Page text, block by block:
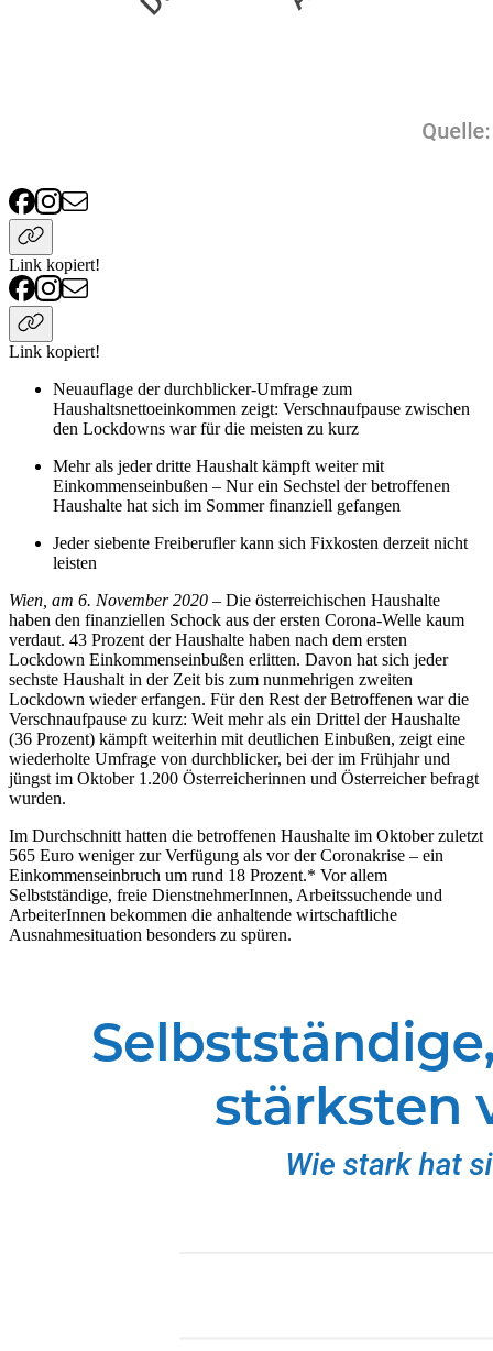
Link kopiert!
Link kopiert!
Neuauflage der durchblicker-Umfrage zum
Haushaltsnettoeinkommen zeigt: Verschnaufpause zwischen
den Lockdowns war für die meisten zu kurz
Mehr als jeder dritte Haushalt kämpft weiter mit
Einkommenseinbußen – Nur ein Sechstel der betroffenen
Haushalte hat sich im Sommer finanziell gefangen
Jeder siebente Freiberufler kann sich Fixkosten derzeit nicht
leisten
Wien, am 6. November 2020 – Die österreichischen Haushalte
haben den finanziellen Schock aus der ersten Corona-Welle kaum
verdaut. 43 Prozent der Haushalte haben nach dem ersten
Lockdown Einkommenseinbußen erlitten. Davon hat sich jeder
sechste Haushalt in der Zeit bis zum nunmehrigen zweiten
Lockdown wieder erfangen. Für den Rest der Betroffenen war die
Verschnaufpause zu kurz: Weit mehr als ein Drittel der Haushalte
(36 Prozent) kämpft weiterhin mit deutlichen Einbußen, zeigt eine
wiederholte Umfrage von durchblicker, bei der im Frühjahr und
jüngst im Oktober 1.200 Österreicherinnen und Österreicher befragt
wurden.
Im Durchschnitt hatten die betroffenen Haushalte im Oktober zuletzt
565 Euro weniger zur Verfügung als vor der Coronakrise – ein
Einkommenseinbruch um rund 18 Prozent.* Vor allem
Selbstständige, freie DienstnehmerInnen, Arbeitssuchende und
ArbeiterInnen bekommen die anhaltende wirtschaftliche
Ausnahmesituation besonders zu spüren.